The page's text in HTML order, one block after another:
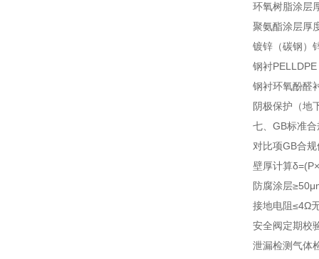
环氧树脂涂层
聚氨酯涂层厚
镀锌（碳钢）
钢衬PE
钢衬环氧酚醛
阴极保护（地
七、GB标准
对比项GB合规
壁厚计算
防腐涂层
接地电阻≤4Ω
安全阀定期校
泄漏检测气体